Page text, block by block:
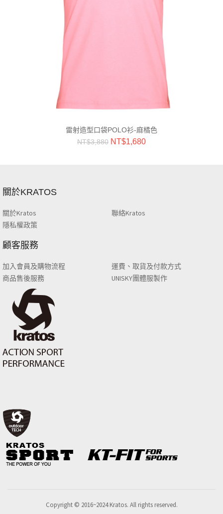
雷射造型口袋POLO衫-麻橘色
NT$3,880 NT$1,680
關於KRATOS
關於Kratos
聯絡Kratos
隱私權政策
顧客服務
加入會員及購物流程
運費、取貨及付款方式
商品售後服務
UNISKY團體服製作
Copyright © 2016~2024 Kratos. All rights reserved.